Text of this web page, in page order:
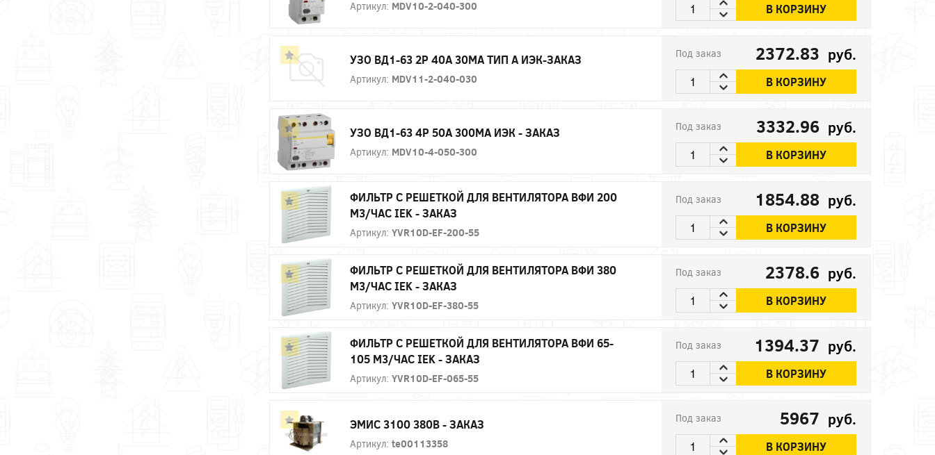
Артикул: MDV10-2-040-300 В КОРЗИНУ
УЗО ВД1-63 2Р 40А 30МА ТИП А ИЭК-ЗАКАЗ
Артикул: MDV11-2-040-030
Под заказ 2372.83 руб.
В КОРЗИНУ
УЗО ВД1-63 4Р 50А 300МА ИЭК - ЗАКАЗ
Артикул: MDV10-4-050-300
Под заказ 3332.96 руб.
В КОРЗИНУ
ФИЛЬТР C РЕШЕТКОЙ ДЛЯ ВЕНТИЛЯТОРА ВФИ 200
М3/ЧАС IEK - ЗАКАЗ
Артикул: YVR10D-EF-200-55
Под заказ 1854.88 руб.
В КОРЗИНУ
ФИЛЬТР C РЕШЕТКОЙ ДЛЯ ВЕНТИЛЯТОРА ВФИ 380
М3/ЧАС IEK - ЗАКАЗ
Артикул: YVR10D-EF-380-55
Под заказ 2378.6 руб.
В КОРЗИНУ
ФИЛЬТР C РЕШЕТКОЙ ДЛЯ ВЕНТИЛЯТОРА ВФИ 65-
105 М3/ЧАС IEK - ЗАКАЗ
Артикул: YVR10D-EF-065-55
Под заказ 1394.37 руб.
В КОРЗИНУ
ЭМИС 3100 380В - ЗАКАЗ
Артикул: te00113358
Под заказ 5967 руб.
В КОРЗИНУ